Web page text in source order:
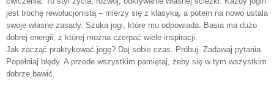
jest trochę rewolucjonistą – mierzy się z klasyką, a potem na nowo ustala
swoje własne zasady. Szuka jogi, które mu odpowiada. Basia ma dużo
dobrej energii, z której można czerpać wiele inspiracji.
Jak zacząć praktykować jogę? Daj sobie czas. Próbuj. Zadawaj pytania.
Popełniaj błędy. A przede wszystkim pamiętaj, żeby się w tym wszystkim
dobrze bawić.